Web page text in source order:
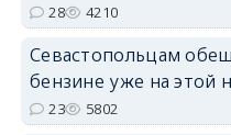
28 4210
Севастопольцам
бензине уже на этой
23 5802